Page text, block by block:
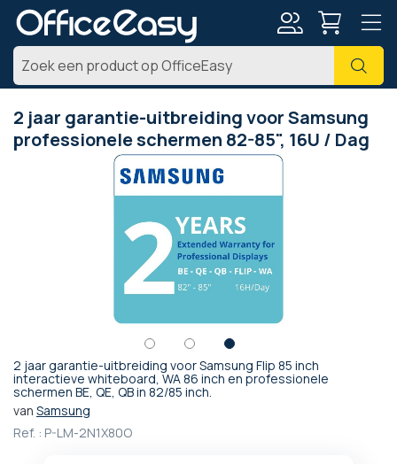
Zoek
2 jaar garantie-uitbreiding voor Samsung
professionele schermen 82-85", 16U / Dag
2 jaar garantie-uitbreiding voor Samsung Flip 85 inch
interactieve whiteboard, WA 86 inch en professionele
schermen BE, QE, QB in 82/85 inch.
van Samsung
Ref. : P-LM-2N1X80O
Ga
naar
het
begin